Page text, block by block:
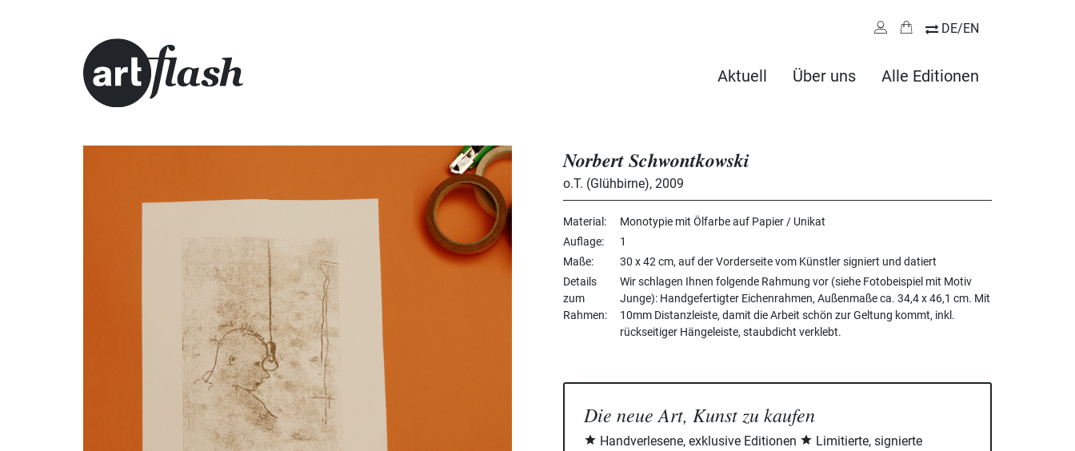
DE/EN
Aktuell Über uns Alle Editionen
Norbert Schwontkowski
o.T. (Glühbirne), 2009
Material
Monotypie mit Ölfarbe auf Papier / Unikat
Auflage
1
Maße
30 x 42 cm, auf der Vorderseite vom Künstler signiert und datiert
Details
zum
Rahmen
Wir schlagen Ihnen folgende Rahmung vor (siehe Fotobeispiel mit Motiv
Junge): Handgefertigter Eichenrahmen, Außenmaße ca. 34,4 x 46,1 cm. Mit
10mm Distanzleiste, damit die Arbeit schön zur Geltung kommt, inkl.
rückseitiger Hängeleiste, staubdicht verklebt.
Die neue Art, Kunst zu kaufen
Handverlesene, exklusive Editionen
Limitierte, signierte